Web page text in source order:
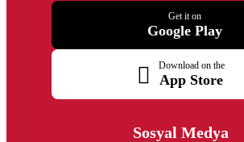
Get it on
Google Play
Download on the
App Store
Sosyal Medya